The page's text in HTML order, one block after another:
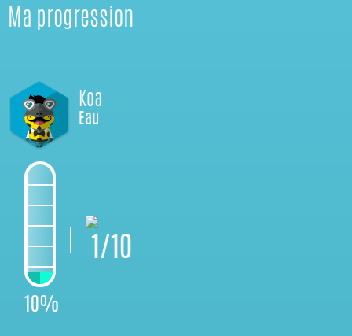
Ma progression
Koa
Eau
10%
1/10